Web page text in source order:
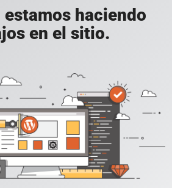
haciendo
en el sitio.